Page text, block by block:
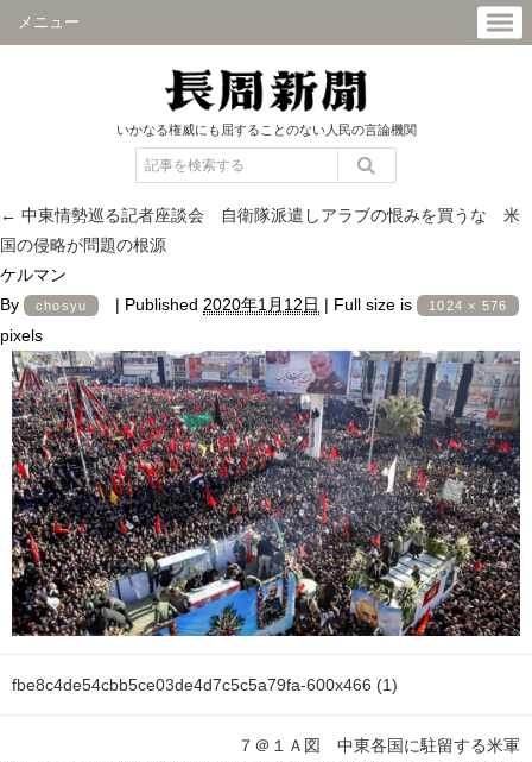
メニュー
いかなる権威にも屈することのない人民の言論機関
← 中東情勢巡る記者座談会 自衛隊派遣しアラブの恨みを買うな 米
国の侵略が問題の根源
ケルマン
By
chosyu | Published 2020年1月12日 | Full size is 1024 × 576
pixels
fbe8c4de54cbb5ce03de4d7c5c5a79fa-600x466 (1)
７＠１Ａ図 中東各国に駐留する米軍